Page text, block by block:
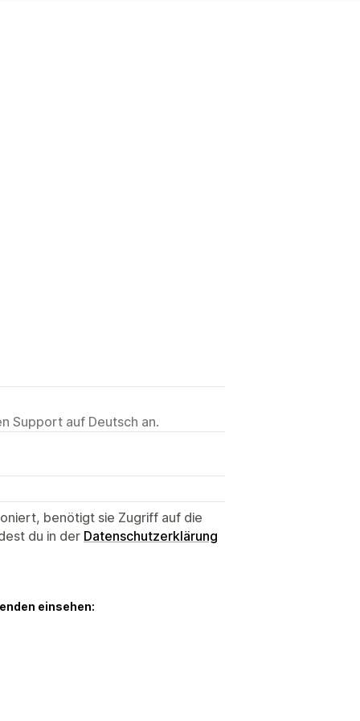
Support auf Deutsch an.
benötigt sie Zugriff auf die
du in der Datenschutzerklärung
einsehen: